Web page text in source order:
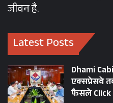
जीवन है.
Latest Posts
Dhami
एक्सप्रेसवे
फैसले Click